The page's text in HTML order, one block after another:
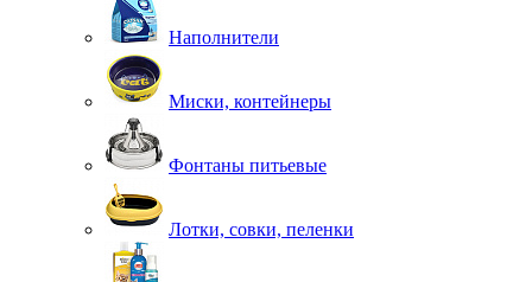
Наполнители
Миски, контейнеры
Фонтаны питьевые
Лотки, совки, пеленки